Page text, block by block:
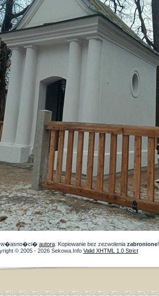
w�asno�ci� autora. Kopiowanie bez zezwolenia zabronione!
© 2005 - 2026 Sekowa.Info Valid XHTML 1.0 Strict